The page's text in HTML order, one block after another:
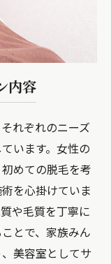
内容
れぞれのニーズ
います。女性の
めての脱毛を考
を心掛けていま
や毛質を丁寧に
とで、家族みん
美容室としてサ